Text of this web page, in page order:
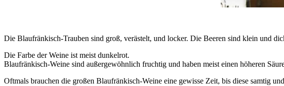
Die Blaufränkisch-Trauben sind groß, verästelt, und locker. Die Beeren sind klein und
Die Farbe der Weine ist meist dunkelrot.
Blaufränkisch-Weine sind außergewöhnlich fruchtig und haben meist einen höheren
Oftmals brauchen die großen Blaufränkisch-Weine eine gewisse Zeit, bis diese samtig